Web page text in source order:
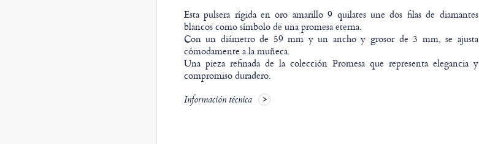
Esta pulsera rígida en oro amarillo 9 quilates une dos filas de diamantes
blancos como símbolo de una promesa eterna.
Con un diámetro de 59 mm y un ancho y grosor de 3 mm, se ajusta
cómodamente a la muñeca.
Una pieza refinada de la colección Promesa que representa elegancia y
compromiso duradero.
Información técnica